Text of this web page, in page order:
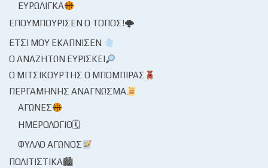
ΕΥΡΩΛΊΓΚΑ
ΕΠΟΥΜΠΟΎΡΙΣΕΝ Ο ΤΌΠΟΣ!🌩
ΈΤΣΙ ΜΟΥ ΕΚΆΠΝΙΣΕΝ
Ο ΑΝΑΖΗΤΏΝ ΕΥΡΊΣΚΕΙ
Ο ΜΙΤΣΙΚΟΥΡΤΉΣ Ο ΜΠΌΜΠΙΡΑΣ
ΠΕΡΓΑΜΗΝΉΣ ΑΝΆΓΝΩΣΜΑ
ΑΓΏΝΕΣ
ΗΜΕΡΟΛΌΓΙΟ🗓
ΦΎΛΛΟ ΑΓΏΝΟΣ
ΠΟΛΙΤΙΣΤΙΚΆ🏙